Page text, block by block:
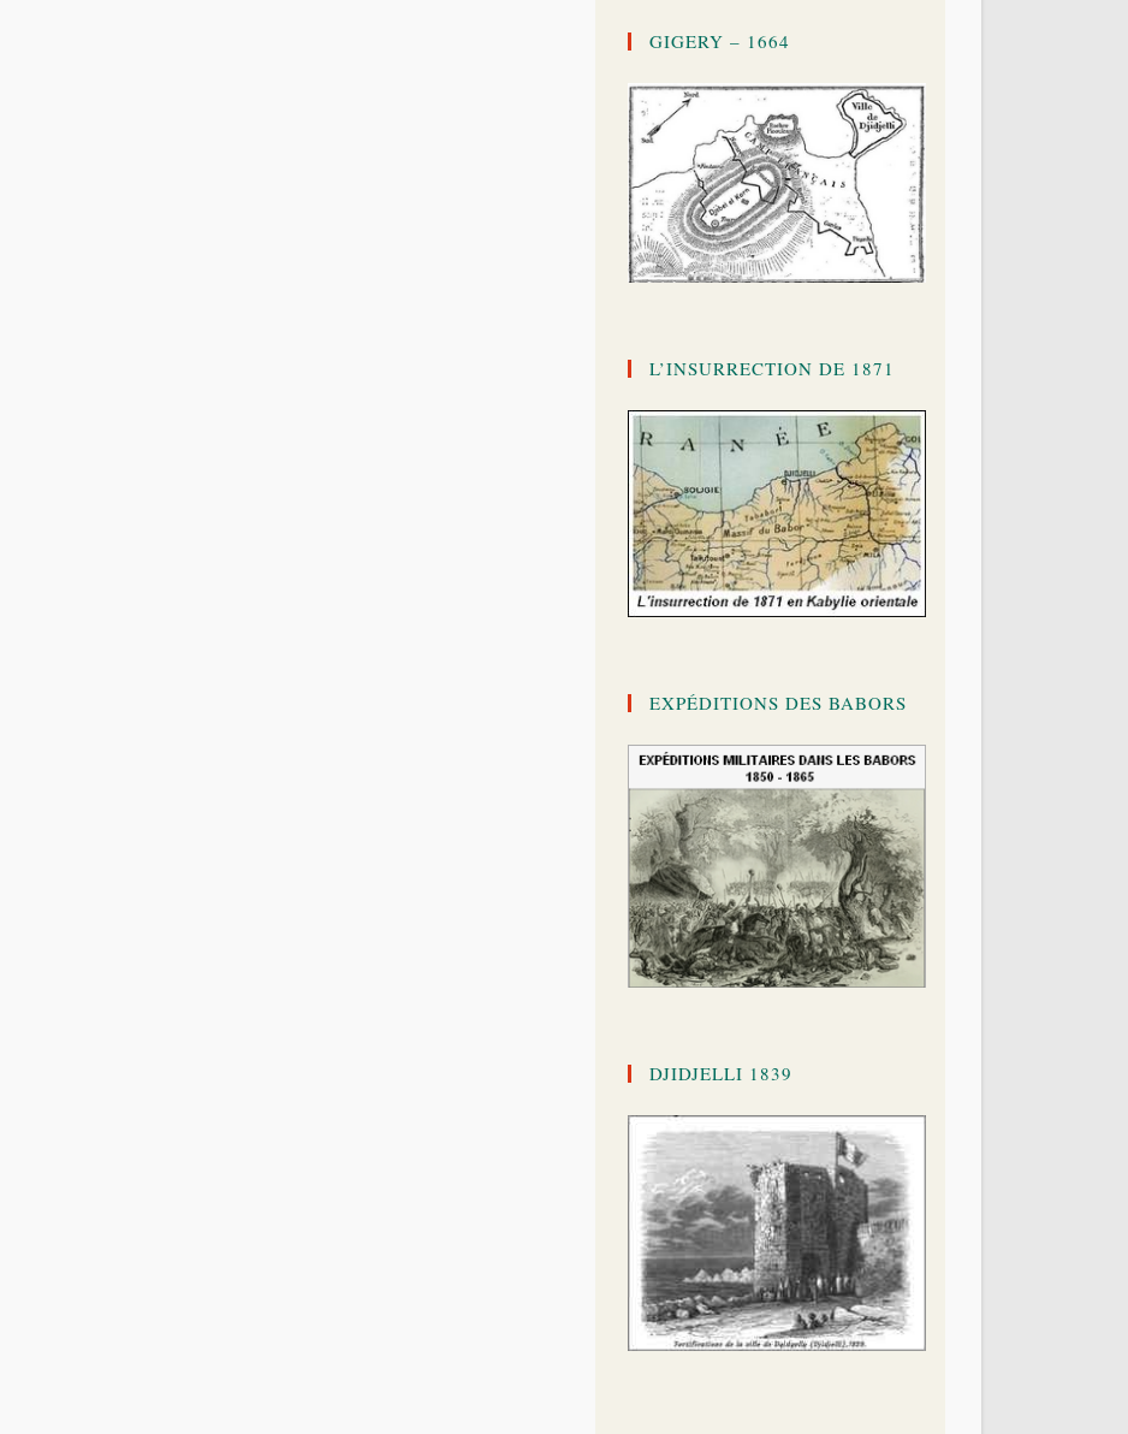
GIGERY – 1664
L’INSURRECTION DE 1871
EXPÉDITIONS DES BABORS
DJIDJELLI 1839